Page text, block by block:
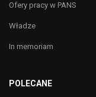
Ofery pracy w PANS
Władze
In memoriam
POLECANE